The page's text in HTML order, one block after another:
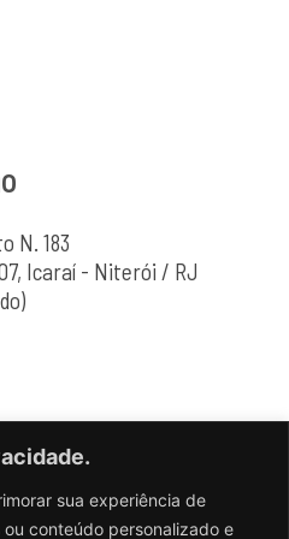
sua experiência de
conteúdo personalizado e
N. 183
Icaraí - Niterói / RJ